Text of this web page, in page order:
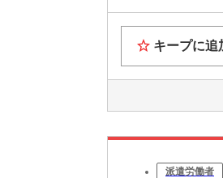
キープに追
派遣労働者